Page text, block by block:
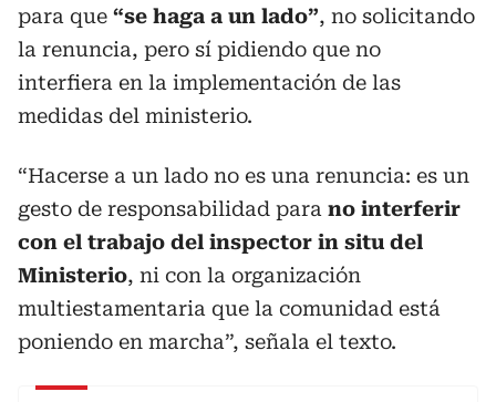
para que “se haga a un lado”, no solicitando
la renuncia, pero sí pidiendo que no
interfiera en la implementación de las
medidas del ministerio.
“Hacerse a un lado no es una renuncia: es un
gesto de responsabilidad para no interferir
con el trabajo del inspector in situ del
Ministerio, ni con la organización
multiestamentaria que la comunidad está
poniendo en marcha”, señala el texto.